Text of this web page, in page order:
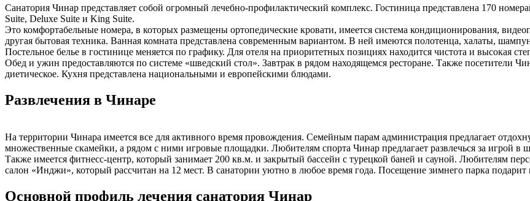
Санатория Чинар представляет собой огромный лечебно-профилактический комплекс. Гостиница представлена 170
Suite, Deluxe Suite и King Suite.
Это комфортабельные номера, в которых размещены ортопедические кровати, имеется система кондиционирования,
другая бытовая техника. Ванная комната представлена современным вариантом. В ней имеются полотенца, халаты,
Постельное белье в гостинице меняется по графику. Для отеля на приоритетных позициях находится чистота и высокая
Обед и ужин предоставляются по системе «шведский стол». Завтрак в рядом находящемся ресторане. Также посетители
диетическое. Кухня представлена национальными и европейскими блюдами.
Развлечения в Чинаре
На территории Чинара имеется все для активного время провождения. Семейным парам администрация предлагает
множественные скамейки, а рядом с ними игровые площадки. Любителям спорта Чинар предлагает развлечься за игрой в
Также имеется фитнесс-центр, который занимает 200 кв.м. и закрытый бассейн с турецкой баней и сауной. Любителям
салон «Инджи», который рассчитан на 12 мест. В санатории уютно в любое время года. Посещение зимнего парка подарит
Основной профиль лечения санатория Чинар